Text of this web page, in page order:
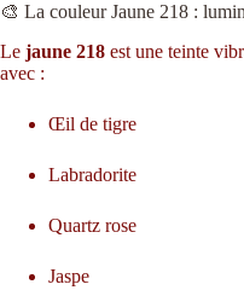
🎨 La couleur Jaune 218 :
Le jaune 218 est une teinte
avec :
Œil de tigre
Labradorite
Quartz rose
Jaspe